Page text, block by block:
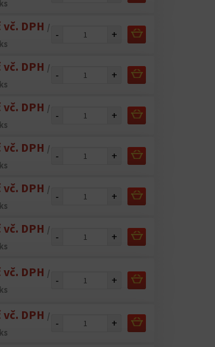
ks
DPH /
ks
- +
DPH /
ks
- +
DPH /
ks
- +
DPH /
ks
- +
DPH /
ks
- +
DPH /
ks
- +
DPH /
ks
- +
DPH /
ks
- +